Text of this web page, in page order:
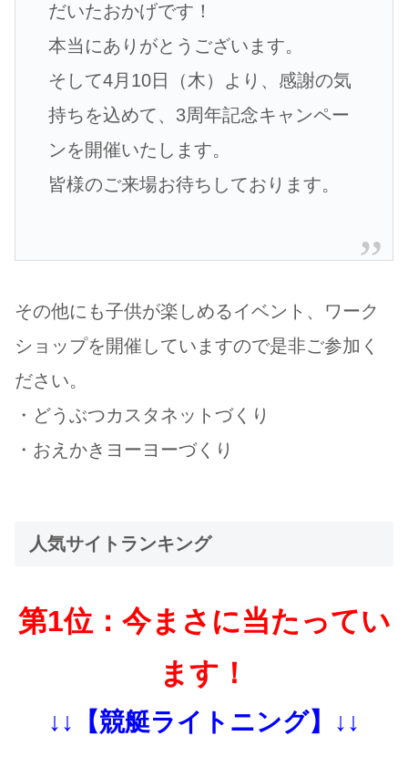
だいたおかげです！
本当にありがとうございます。
そして4月10日（木）より、感謝の気
持ちを込めて、3周年記念キャンペー
ンを開催いたします。
皆様のご来場お待ちしております。
その他にも子供が楽しめるイベント、ワーク
ショップを開催していますので是非ご参加く
ださい。
・どうぶつカスタネットづくり
・おえかきヨーヨーづくり
人気サイトランキング
第1位：今まさに当たってい
ます！
↓↓【競艇ライトニング】↓↓